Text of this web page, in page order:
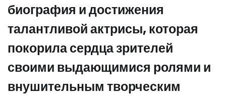
биография и достижения
талантливой актрисы, которая
покорила сердца зрителей
своими выдающимися ролями и
внушительным творческим